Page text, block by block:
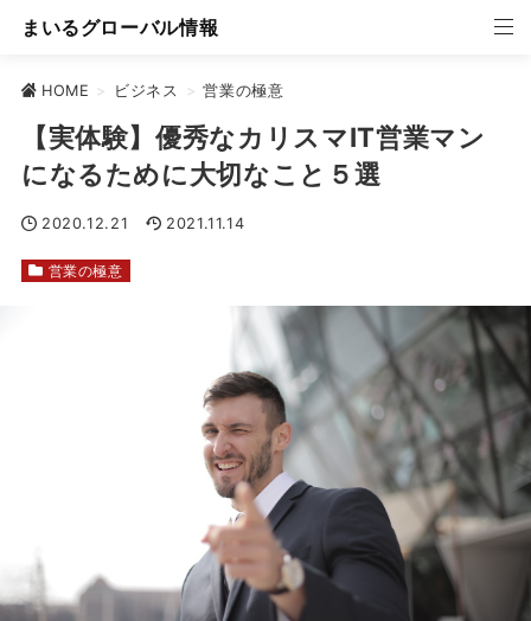
まいるグローバル情報
HOME > ビジネス > 営業の極意
【実体験】優秀なカリスマIT営業マン
になるために大切なこと５選
2020.12.21 2021.11.14
営業の極意